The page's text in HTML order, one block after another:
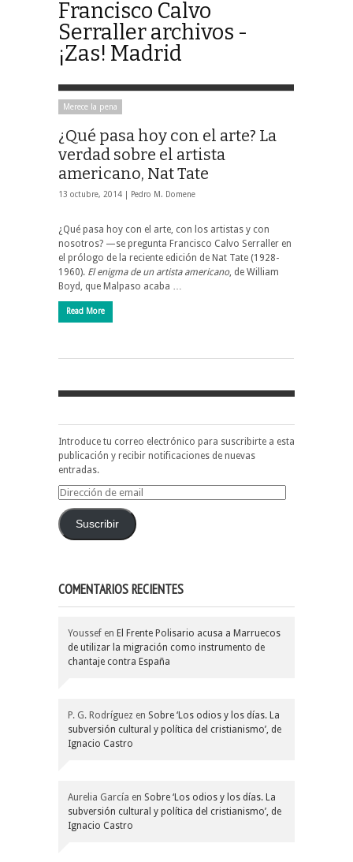
Francisco Calvo
Serraller archivos -
¡Zas! Madrid
Merece la pena
¿Qué pasa hoy con el arte? La
verdad sobre el artista
americano, Nat Tate
13 octubre, 2014 | Pedro M. Domene
¿Qué pasa hoy con el arte, con los artistas y con
nosotros? —se pregunta Francisco Calvo Serraller en
el prólogo de la reciente edición de Nat Tate (1928-
1960). El enigma de un artista americano, de William
Boyd, que Malpaso acaba …
Read More
Introduce tu correo electrónico para suscribirte a esta
publicación y recibir notificaciones de nuevas
entradas.
Dirección
emailSuscribir
COMENTARIOS RECIENTES
Youssef en El Frente Polisario acusa a Marruecos
de utilizar la migración como instrumento de
chantaje contra España
P. G. Rodríguez en Sobre ‘Los odios y los días. La
subversión cultural y política del cristianismo’, de
Ignacio Castro
Aurelia García en Sobre ‘Los odios y los días. La
subversión cultural y política del cristianismo’, de
Ignacio Castro